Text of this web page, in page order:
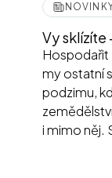
Vy sklízíte
Hospodařit
my ostatní
podzimu,
i mimo něj.